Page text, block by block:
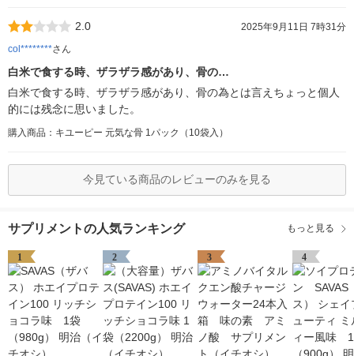
2.0
2025年9月11日 7時31分
col********さん
白米で食する時、ザラザラ感があり、骨の…
白米で食する時、ザラザラ感があり、骨の為とは言えちょっと個人
的には残念に思いました。
購入商品：キユーピー 元気な骨 1パック（10袋入）
今見ている商品のレビューのみを見る
サプリメントの人気ランキング もっと見る
1 2 3 4